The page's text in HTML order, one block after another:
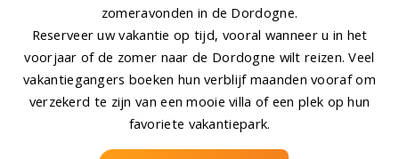
zomeravonden in de Dordogne.
Reserveer uw vakantie op tijd, vooral wanneer u in het
voorjaar of de zomer naar de Dordogne wilt reizen. Veel
vakantiegangers boeken hun verblijf maanden vooraf om
verzekerd te zijn van een mooie villa of een plek op hun
favoriete vakantiepark.